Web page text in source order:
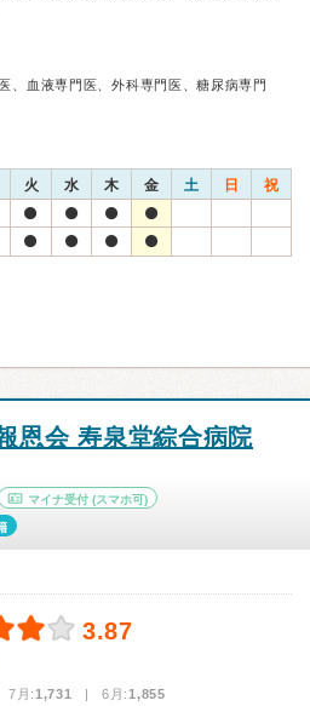
、血液専門医、外科専門医、糖尿病専門
火 水 木 金 土 日 祝
恩会 寿泉堂綜合病院
マイナ受付 (スマホ可)
3.87
7月:1,731 | 6月:1,855